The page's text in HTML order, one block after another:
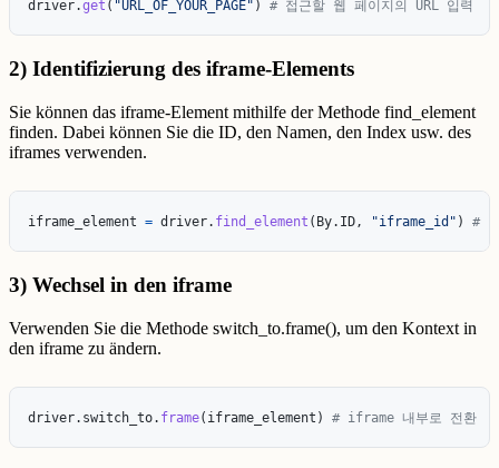
driver.get ( "URL_OF_YOUR_PAGE" )
2) Identifizierung des iframe-Elements
Sie können das iframe-Element mithilfe der Methode find_element
finden. Dabei können Sie die ID, den Namen, den Index usw. des
iframes verwenden.
iframe_element = driver. find_element ( By. ID, "iframe_id " )
3) Wechsel in den iframe
Verwenden Sie die Methode switch_to.frame(), um den Kontext in
den iframe zu ändern.
driver. switch_to. frame( iframe_element )